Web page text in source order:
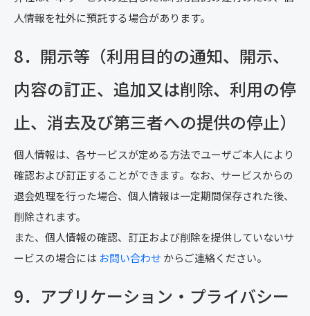
人情報を社外に預託する場合があります。
8．開示等（利用目的の通知、開示、
内容の訂正、追加又は削除、利用の停
止、消去及び第三者への提供の停止）
個人情報は、各サービスが定める方法でユーザご本人により
確認および訂正することができます。なお、サービスからの
退会処理を行った場合、個人情報は一定期間保存された後、
削除されます。
また、個人情報の確認、訂正および削除を提供していないサ
ービスの場合には お問い合わせ からご連絡ください。
9．アプリケーション・プライバシー